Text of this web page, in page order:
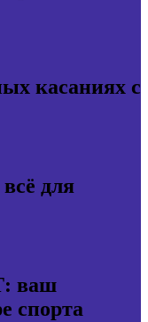
касаниях с
для
ваш
спорта